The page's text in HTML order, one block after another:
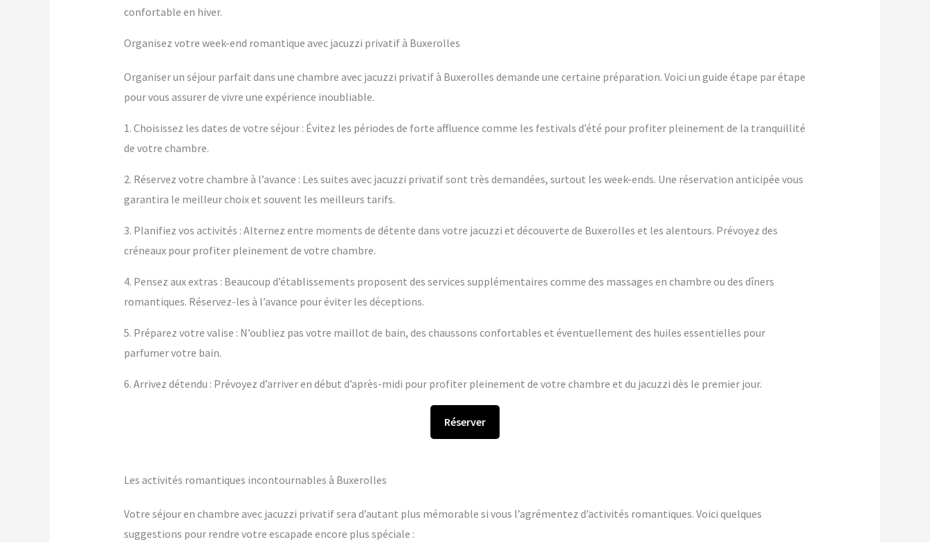
confortable en hiver.
Organisez votre week-end romantique avec jacuzzi privatif à Buxerolles
Organiser un séjour parfait dans une chambre avec jacuzzi privatif à Buxerolles demande une certaine préparation. Voici un guide étape par étape
pour vous assurer de vivre une expérience inoubliable.
1. Choisissez les dates de votre séjour : Évitez les périodes de forte affluence comme les festivals d’été pour profiter pleinement de la tranquillité
de votre chambre.
2. Réservez votre chambre à l’avance : Les suites avec jacuzzi privatif sont très demandées, surtout les week-ends. Une réservation anticipée vous
garantira le meilleur choix et souvent les meilleurs tarifs.
3. Planifiez vos activités : Alternez entre moments de détente dans votre jacuzzi et découverte de Buxerolles et les alentours. Prévoyez des
créneaux pour profiter pleinement de votre chambre.
4. Pensez aux extras : Beaucoup d’établissements proposent des services supplémentaires comme des massages en chambre ou des dîners
romantiques. Réservez-les à l’avance pour éviter les déceptions.
5. Préparez votre valise : N’oubliez pas votre maillot de bain, des chaussons confortables et éventuellement des huiles essentielles pour
parfumer votre bain.
6. Arrivez détendu : Prévoyez d’arriver en début d’après-midi pour profiter pleinement de votre chambre et du jacuzzi dès le premier jour.
Réserver
Les activités romantiques incontournables à Buxerolles
Votre séjour en chambre avec jacuzzi privatif sera d’autant plus mémorable si vous l’agrémentez d’activités romantiques. Voici quelques
suggestions pour rendre votre escapade encore plus spéciale :